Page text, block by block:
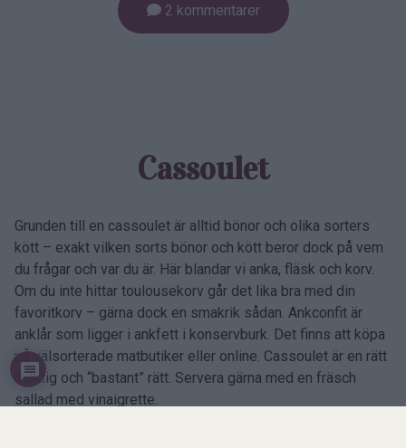
2 kommentarer
Cassoulet
Grunden till en cassoulet är alltid bönor och olika sorters
kött – exakt vilken sorts bönor och kött beror dock på vem
du frågar och var du är. Här blandar vi anka, fläsk och korv.
Om du inte hittar toulousekorv går det lika bra med din
favoritkorv – gärna dock en smakrik sådan. Ankconfit är
anklår som ligger i ankfett i konservburk. Det finns att köpa
på välsorterade matbutiker eller online. Cassoulet är en rätt
mäktig och “bastant” rätt. Servera gärna med en fräsch
sallad med vinaigrette.